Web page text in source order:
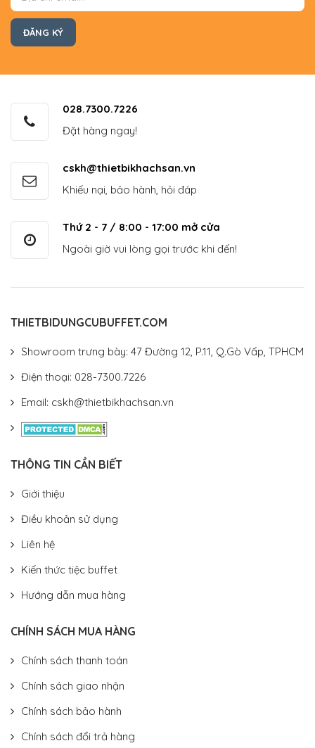
028.7300.7226
Đặt hàng ngay!
cskh@thietbikhachsan.vn
Khiếu nại, bảo hành, hỏi đáp
Thứ 2 - 7 / 8:00 - 17:00 mở cửa
Ngoài giờ vui lòng gọi trước khi đến!
THIETBIDUNGCUBUFFET.COM
Showroom trưng bày: 47 Đường 12, P.11, Q.Gò Vấp, TPHCM
Điện thoại: 028-7300.7226
Email: cskh@thietbikhachsan.vn
THÔNG TIN CẦN BIẾT
Giới thiệu
Điều khoản sử dụng
Liên hệ
Kiến thức tiệc buffet
Hướng dẫn mua hàng
CHÍNH SÁCH MUA HÀNG
Chính sách thanh toán
Chính sách giao nhận
Chính sách bảo hành
Chính sách đổi trả hàng